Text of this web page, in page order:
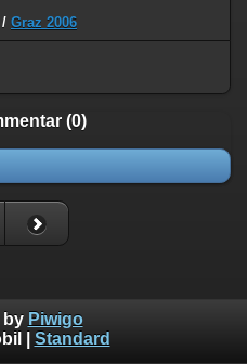
/ Graz 2006
(0)
by Piwigo
Standard